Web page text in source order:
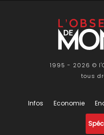
1995 - 2026 ©
tous
Infos Economie